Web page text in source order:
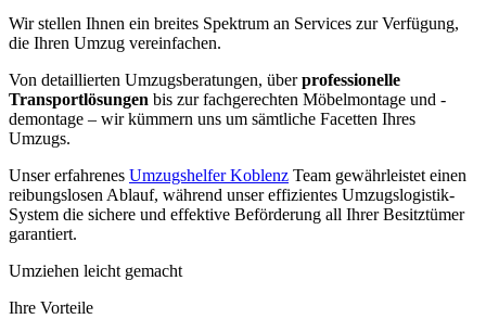
Wir stellen Ihnen ein breites Spektrum an Services zur Verfügung,
die Ihren Umzug vereinfachen.
Von detaillierten Umzugsberatungen, überprofessionelle
Transportlösungen bis zur fachgerechten Möbelmontage und -
demontage – wir kümmern uns um sämtliche Facetten Ihres
Umzugs.
Unser erfahrenes Umzugshelfer Koblenz Team gewährleistet einen
reibungslosen Ablauf, während unser effizientes Umzugslogistik-
System die sichere und effektive Beförderung all Ihrer Besitztümer
garantiert.
Umziehen leicht gemacht
Ihre Vorteile